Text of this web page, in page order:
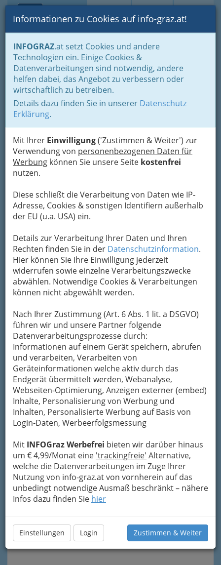
Suche Login Toggle
Informationen zu Cookies auf info-graz.at!
INFOGRAZ.at setzt Cookies und andere
Technologien ein. Einige Cookies &
Datenverarbeitungen sind notwendig, andere
helfen dabei, das Angebot zu verbessern oder
wirtschaftlich zu betreiben.
Details dazu finden Sie in unserer Datenschutz
Erklärung.
Mit Ihrer Einwilligung('Zustimmen & Weiter') zur
Verwendung von personenbezogenen Daten für
Werbung können Sie unsere Seite kostenfrei
nutzen.
Diese schließt die Verarbeitung von Daten wie IP-
Adresse, Cookies & sonstigen Identifiern außerhalb
der EU (u.a. USA) ein.
Details zur Verarbeitung Ihrer Daten und Ihren
Rechten finden Sie in der Datenschutzinformation.
Hier können Sie Ihre Einwilligung jederzeit
widerrufen sowie einzelne Verarbeitungszwecke
abwählen. Notwendige Cookies & Verarbeitungen
können nicht abgewählt werden.
Nach Ihrer Zustimmung (Art. 6 Abs. 1 lit. a DSGVO)
führen wir und unsere Partner folgende
Datenverarbeitungsprozesse durch:
Informationen auf einem Gerät speichern, abrufen
und verarbeiten, Verarbeiten von
Geräteinformationen welche aktiv durch das
Endgerät übermittelt werden, Webanalyse,
Webseiten-Optimierung, Anzeigen externer (embed)
Inhalte, Personalisierung von Werbung und
Inhalten, Personalisierte Werbung auf Basis von
Login-Daten, Werbeerfolgsmessung
Mit INFOGraz Werbefrei bieten wir darüber hinaus
um € 4,99/Monat eine 'trackingfreie' Alternative,
welche die Datenverarbeitungen im Zuge Ihrer
Nutzung von info-graz.at von vornherein auf das
unbedingt notwendige Ausmaß beschränkt – nähere
Infos dazu finden Sie hier
Einstellungen Login Zustimmen & Weiter
Home Gastronomie
Cafés, Konditoreien & Eis
Café Konditoreien in Graz und Umgebung - Paradies für
Nachschkatzen
Cafe Konditoreien - früher
eher Kaffeehaus - bieten
neben Kaffee und Tee feine
Mehlspeisen!
Konditoreien betonen oft mehr
die künstlerische Seite des
Handwerks.
Konditoreiwaren gelten bis heute oftmals als
Luxusprodukte.
EineKonditorei oder Konfiserie (auch
Confiserie)ist ein Handwerksbetrieb, der Fein-
oder Süßgebäck herstellt. Die Produkte einer
Konditorei werden in der Backstube hergestellt.
Wichtige Erzeugnisse einer Konditorei sind
Cakepops, Kekse, Pralinés, Speiseeis und
Pâtisserie. Die Herstellung von Baumkuchen gilt
als die höchste Kunst der Konditorei. Dieses
Produkt ist das Symbol des Konditorenbundes.